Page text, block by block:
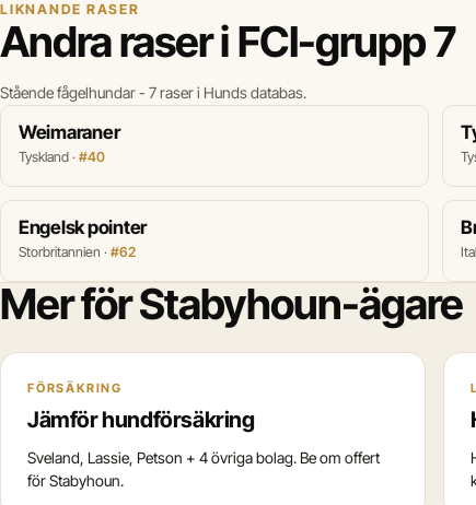
LIKNANDE RASER
Andra raser i FCI-grupp 7
Stående fågelhundar - 7 raser i Hunds databas.
Weimaraner
Tyskland · #40
Engelsk pointer
Storbritannien · #62
Mer för Stabyhoun-ägare
FÖRSÄKRING
Jämför hundförsäkring
Sveland, Lassie, Petson + 4 övriga bolag. Be om offert
för Stabyhoun.